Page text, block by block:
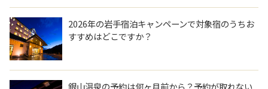
2026年の岩手宿泊キャンペーンで対象宿のうちお
すすめはどこですか？
銀山温泉の予約は何ヶ月前から？予約が取れない